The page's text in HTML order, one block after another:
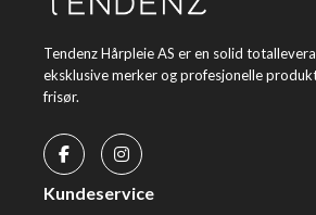
Tendenz Hårpleie AS er en solid
eksklusive merker og profesjonelle
frisør.
Kundeservice